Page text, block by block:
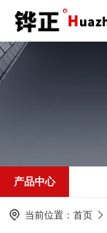
产品中心
当前位置： 首页